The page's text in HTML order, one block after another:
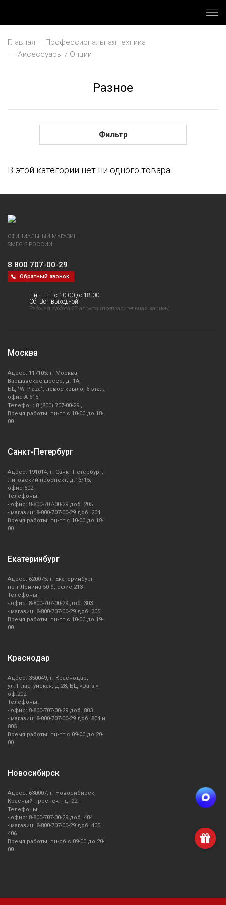
Главная
Профессиональная техника
Аксессуары / Опции
Для посудомоечного оборудования
Разное
Разное
Фильтр
В этой категории нет ни одного товара.
ОФИЦИАЛЬНЫЙ МАГАЗИН
SMEG В РОССИИ
8 800 707-00-29
Обратный звонок
Пн – Пт- с 10:00 до 18:00
Сб, Вс - выходной
Рабочая суббота 22 августа (предварительная запись)
Москва
Адрес: 117105, г. Москва,
Варшавское шоссе, д. 1А,
БЦ "W-Plaza", левое крыло, 6 этаж,
офис А-615.
Телефон: 8 (800) 707-00-29 ,
Время работы: пн-пт с 10-00 до 18-
00
Санкт-Петербург
Адрес: 191014, г. Санкт-Петербург,
Лиговский проспект, д.13/15,
офис 502
Телефоны:
- офис: 8-800-707-00-29 доб. 205
- магазин: 8-800-707-00-29 доб. 204
Время работы: пн-пт с 10-00 до 18-
00
Екатеринбург
Адрес: 620075, г. Екатеринбург,
пр-т Ленина 50-б, офис 213
Телефоны:
- офис: 8-800-707-00-29 доб. 303
- магазин: 8-800-707-00-29 доб. 305
Время работы: пн-пт с 10-00 до 19-
00
Краснодар
Адрес: 350049, г. Краснодар,
ул. Пластунская, д.28, БЦ «Darsi»,
оф.202
Телефоны:
- офис: 8-800-707-00-29 доб. 803
- магазин: 8-800-707-00-29 доб. 804 и
805
Время работы: пн-пт с 09-00 до 20-
00
Новосибирск
Адрес: 630007, г. Новосибирск,
Красный проспект, д. 22
Телефоны:
- офис: 8-800-707-00-29 доб. 404
- магазин: 8-800-707-00-29 доб. 405,
406
Время работы: пн-сб с 09-00 до 20-
00